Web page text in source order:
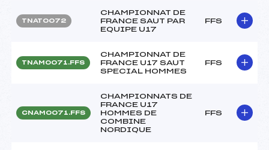
TNAT0072
CHAMPIONNAT DE
FRANCE SAUT PAR
EQUIPE U17
FFS
TNAM0071.FFS
CHAMPIONNAT DE
FRANCE U17 SAUT
SPECIAL HOMMES
FFS
CNAM0071.FFS
CHAMPIONNATS DE
FRANCE U17
HOMMES DE
COMBINE
NORDIQUE
FFS